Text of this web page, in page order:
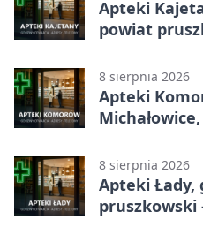
Apteki
powiat
8 sierpnia 2026
Apteki
8 sierpnia 2026
Apteki Łady,
pruszkowski